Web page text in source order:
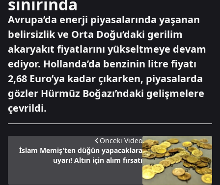
Avrupa’da enerji piyasalarında yaşanan
belirsizlik ve Orta Doğu’daki gerilim
akaryakıt fiyatlarını yükseltmeye devam
ediyor. Hollanda’da benzinin litre fiyatı
2,68 Euro’ya kadar çıkarken, piyasalarda
gözler Hürmüz Boğazı’ndaki gelişmelere
çevrildi.
Önceki Video
İslam Memiş'ten düğün yapacaklara
uyarı! Altın için alım fırsatı